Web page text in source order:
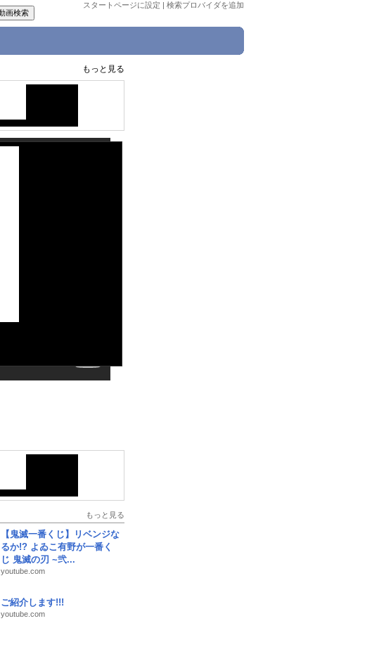
スタートページに設定 | 検索プロバイダを追加
もっと見る
もっと見る
【鬼滅一番くじ】リベンジな
るか!? よゐこ有野が一番く
じ 鬼滅の刃 ~弐...
youtube.com
ご紹介します!!!
youtube.com